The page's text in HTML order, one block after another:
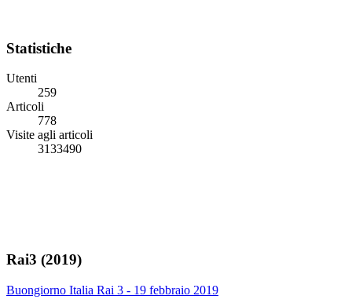
Statistiche
Utenti
259
Articoli
778
Visite agli articoli
3133490
Rai3 (2019)
Buongiorno Italia Rai 3 - 19 febbraio 2019